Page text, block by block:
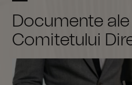
Documente ale
Comitetului